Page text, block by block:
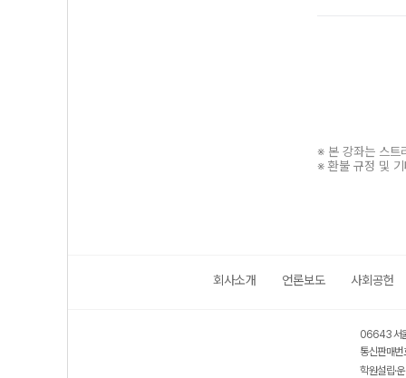
※ 본 강좌는 스트
※ 환불 규정 및
회사소개 언론보도 사회공헌
06643 서
통신판매
학원설립·